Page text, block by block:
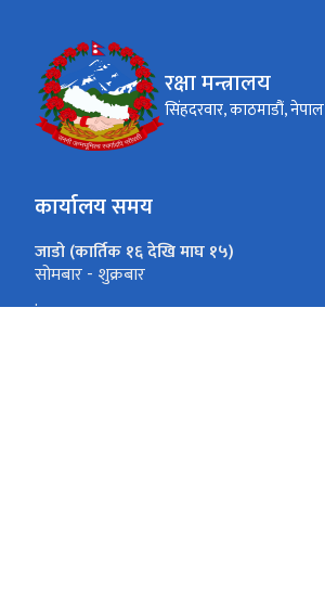
रक्षा मन्त्रालय
सिंहदरवार, काठमाडौं, नेपाल
कार्यालय समय
जाडो (कार्तिक १६ देखि माघ १५)
सोमबार - शुक्रबार
.